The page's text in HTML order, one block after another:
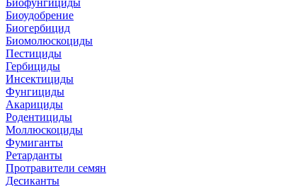
Биофунгициды
Биоудобрение
Биогербицид
Биомолюскоциды
Пестициды
Гербициды
Инсектициды
Фунгициды
Акарициды
Родентициды
Моллюскоциды
Фумиганты
Ретарданты
Протравители семян
Десиканты